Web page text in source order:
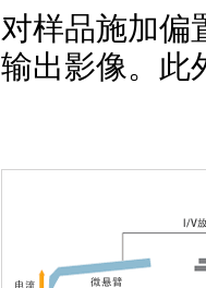
对样品施加偏
输出影像。此